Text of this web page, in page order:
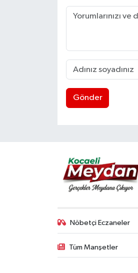
Gönder
Nöbetçi Eczaneler
Tüm Manşetler